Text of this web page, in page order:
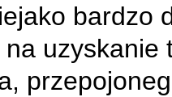
bardzo
uzyskanie